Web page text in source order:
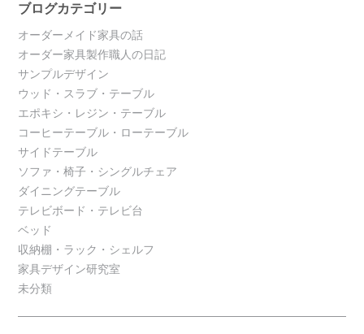
ブログカテゴリー
オーダーメイド家具の話
オーダー家具製作職人の日記
サンプルデザイン
ウッド・スラブ・テーブル
エポキシ・レジン・テーブル
コーヒーテーブル・ローテーブル
サイドテーブル
ソファ・椅子・シングルチェア
ダイニングテーブル
テレビボード・テレビ台
ベッド
収納棚・ラック・シェルフ
家具デザイン研究室
未分類